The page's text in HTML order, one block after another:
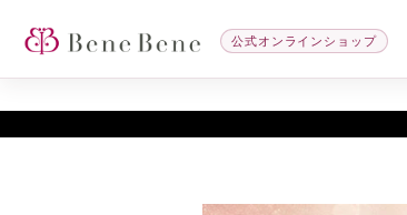
公式オンラインショップ